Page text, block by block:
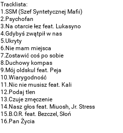
Tracklista:
1.SSM (Szef Syntetycznej Mafii)
2.Psychofan
3.Na otarcie łez feat. Lukasyno
4.Gdybyś zwątpił w nas
5.Ukryty
6.Nie mam miejsca
7.Zostawić coś po sobie
8.Duchowy kompas
9.Mój oldskul feat. Peja
10.Wiarygodność
11.Nic nie musisz feat. Kali
12.Podaj tlen
13.Czuje zmęczenie
14.Nasz głos feat. Miuosh, Jr. Stress
15.B.O.R. feat. Bezczel, Słoń
16.Pan Życia